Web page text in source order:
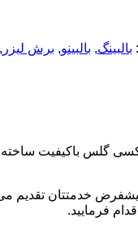
بالبینگ, بالبینو, برش لیزر ,
گلس باکیفیت
خدمتتان تقدیم
فرمایید.